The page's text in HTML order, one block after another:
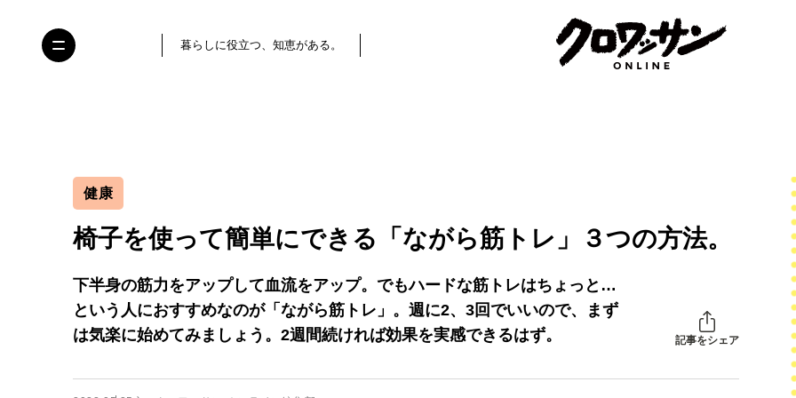
暮らしに役立つ、知恵がある。
健康
椅子を使って簡単にできる「ながら筋トレ」３つの方法。
下半身の筋力をアップして血流をアップ。でもハードな筋トレはちょっと…
という人におすすめなのが「ながら筋トレ」。週に2、3回でいいので、まず
は気楽に始めてみましょう。2週間続ければ効果を実感できるはず。
記事をシェア